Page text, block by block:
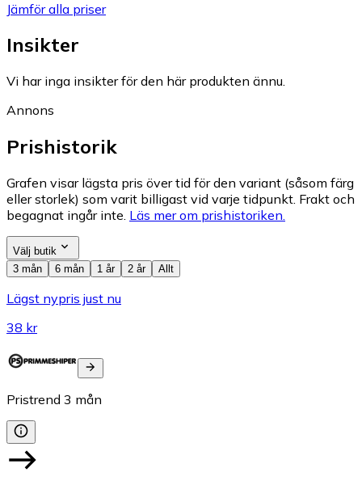
Jämför alla priser
Insikter
Vi har inga insikter för den här produkten ännu.
Annons
Prishistorik
Grafen visar lägsta pris över tid för den variant (såsom färg
eller storlek) som varit billigast vid varje tidpunkt. Frakt och
begagnat ingår inte. Läs mer om prishistoriken.
Välj butik
3 mån
6 mån 1 år 2 år Allt
Lägst nypris just nu
38 kr
Pristrend 3 mån